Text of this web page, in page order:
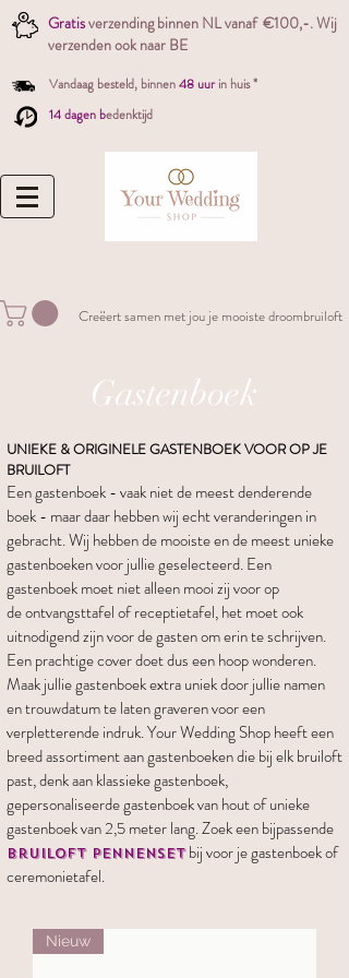
Gratisverzending binnen NL vanaf €100,-. Wij
verzenden ook naar BE
Vandaag besteld, binnen48 uur in huis *
14 dagen bedenktijd
Creëert samen met jou je mooiste droombruiloft
Gastenboek
UNIEKE & ORIGINELE GASTENBOEK VOOR OP JE
BRUILOFT
Een gastenboek - vaak niet de meest denderende
boek - maar daar hebben wij echt veranderingen in
gebracht. Wij hebben de mooiste en de meest unieke
gastenboeken voor jullie geselecteerd. Een
gastenboek moet niet alleen mooi zij voor op
de ontvangsttafel of receptietafel, het moet ook
uitnodigend zijn voor de gasten om erin te schrijven.
Een prachtige cover doet dus een hoop wonderen.
Maak jullie gastenboek extra uniek door jullie namen
en trouwdatum te laten graveren voor een
verpletterende indruk. Your Wedding Shop heeft een
breed assortiment aan gastenboeken die bij elk bruiloft
past, denk aan klassieke gastenboek,
gepersonaliseerde gastenboek van hout of unieke
gastenboek van 2,5 meter lang. Zoek een bijpassende
bruiloft pennenset bij voor je gastenboek of
ceremonietafel.
Nieuw